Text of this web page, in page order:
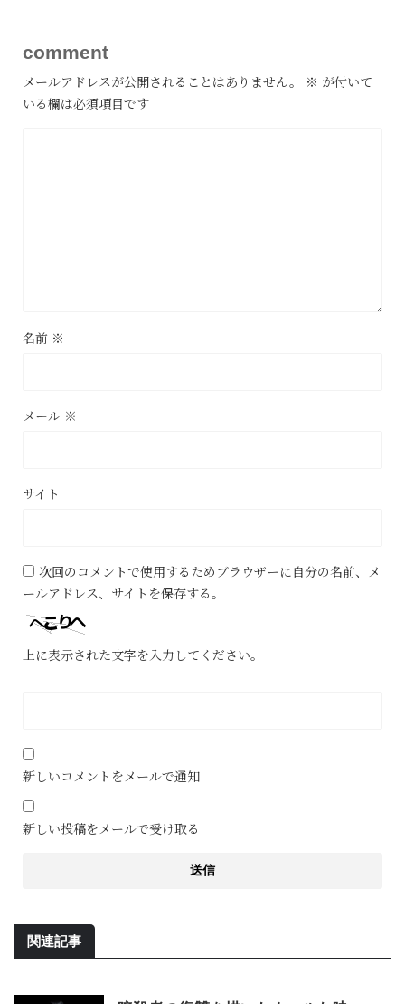
comment
メールアドレスが公開されることはありません。 ※ が付いて
いる欄は必須項目です
名前 ※
メール ※
サイト
次回のコメントで使用するためブラウザーに自分の名前、メ
ールアドレス、サイトを保存する。
上に表示された文字を入力してください。
新しいコメントをメールで通知
新しい投稿をメールで受け取る
関連記事